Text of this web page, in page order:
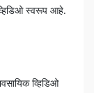
स्वरूप आहे.
व्हिडिओ